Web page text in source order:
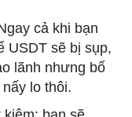
cả khi bạn
USDT sẽ bị sụp,
lãnh nhưng bố
lo thôi.